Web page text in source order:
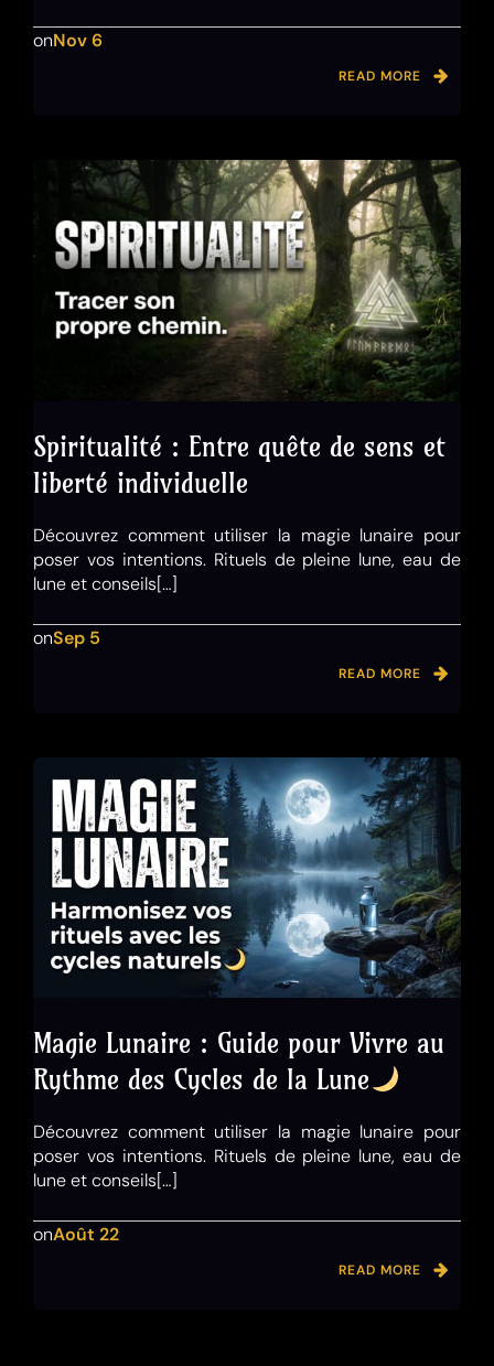
onNov 6
READ MORE
Spiritualité : Entre quête de sens et
liberté individuelle
Découvrez comment utiliser la magie lunaire pour
poser vos intentions. Rituels de pleine lune, eau de
lune et conseils[…]
onSep 5
READ MORE
Magie Lunaire : Guide pour Vivre au
Rythme des Cycles de la Lune
Découvrez comment utiliser la magie lunaire pour
poser vos intentions. Rituels de pleine lune, eau de
lune et conseils[…]
onAoût 22
READ MORE